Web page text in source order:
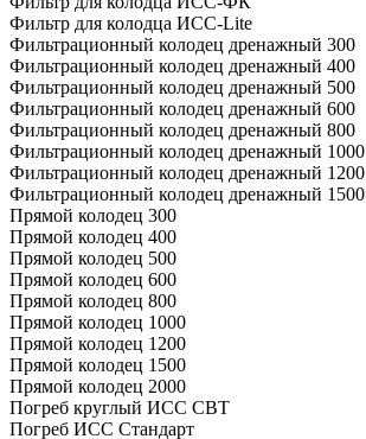
Фильтр для колодца ИСС-Lite
Фильтрационный колодец дренажный 300
Фильтрационный колодец дренажный 400
Фильтрационный колодец дренажный 500
Фильтрационный колодец дренажный 600
Фильтрационный колодец дренажный 800
Фильтрационный колодец дренажный 1000
Фильтрационный колодец дренажный 1200
Фильтрационный колодец дренажный 1500
Прямой колодец 300
Прямой колодец 400
Прямой колодец 500
Прямой колодец 600
Прямой колодец 800
Прямой колодец 1000
Прямой колодец 1200
Прямой колодец 1500
Прямой колодец 2000
Погреб круглый ИСС СВТ
Погреб ИСС Стандарт